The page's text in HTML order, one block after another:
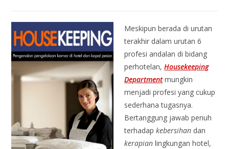
Meskipun berada di urutan
terakhir dalam urutan 6
profesi andalan di bidang
perhotelan,Housekeeping
Departmentmungkin
menjadi profesi yang cukup
sederhana tugasnya.
Bertanggung jawab penuh
terhadapkebersihan dan
kerapian lingkungan hotel,